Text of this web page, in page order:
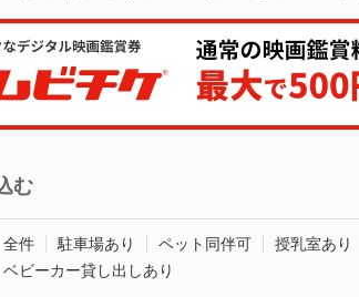
む
全件 駐車場あり ペット同伴可 授乳室あり
ベビーカー貸し出しあり